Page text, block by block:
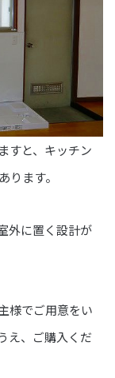
すと、キッチン
ます。
外に置く設計が
様でご用意をい
え、ご購入くだ